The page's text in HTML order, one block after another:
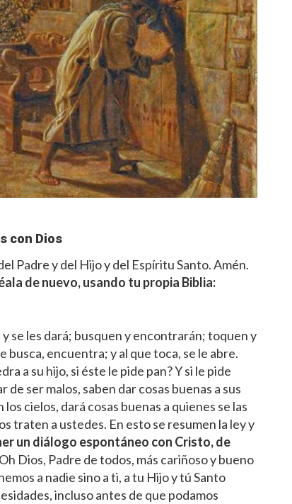
con Dios
Padre y del Hijo y del Espíritu Santo. Amén.
de nuevo, usando tu propia Biblia:
se les dará; busquen y encontrarán; toquen y
busca, encuentra; y al que toca, se le abre.
a su hijo, si éste le pide pan? Y si le pide
ser malos, saben dar cosas buenas a sus
cielos, dará cosas buenas a quienes se las
traten a ustedes. En esto se resumen la ley y
un diálogo espontáneo con Cristo, de
Oh Dios, Padre de todos, más cariñoso y bueno
a nadie sino a ti, a tu Hijo y tú Santo
incluso antes de que podamos